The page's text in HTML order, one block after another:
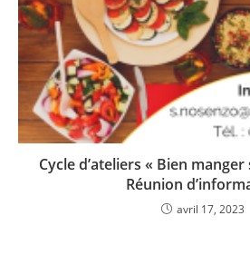
Cycle d’ateliers « Bien
Réunion
avril 17, 2023